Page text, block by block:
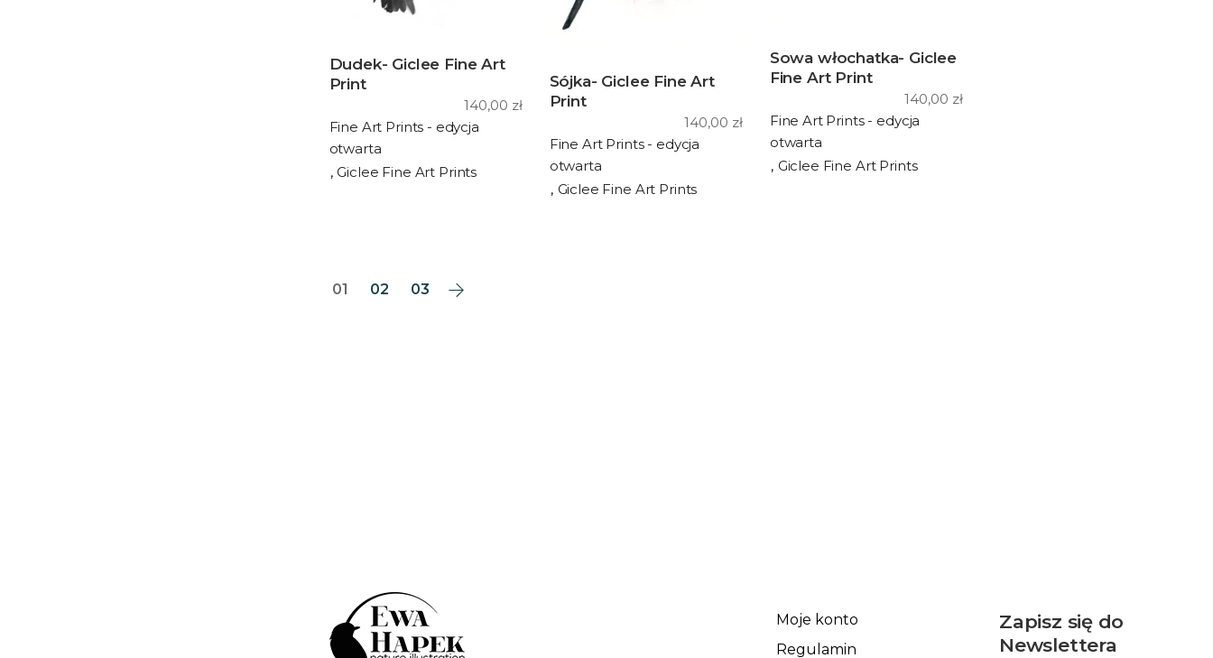
Dudek- Giclee Fine Art
Print
140,00 zł
Fine Art Prints - edycja
otwarta
Giclee Fine Art Prints
Sójka- Giclee Fine Art
Print
140,00 zł
Fine Art Prints - edycja
otwarta
Giclee Fine Art Prints
Sowa włochatka- Giclee
Fine Art Print
140,00 zł
Fine Art Prints - edycja
otwarta
Giclee Fine Art Prints
01 02 03
Moje konto
Regulamin
Zapisz się do
Newslettera